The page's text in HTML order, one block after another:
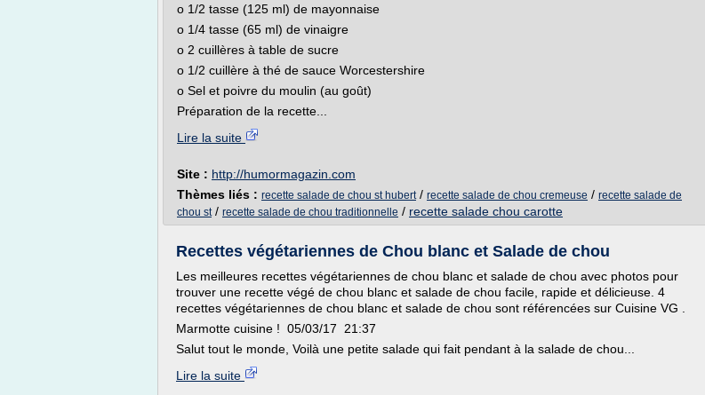
o 1/2 tasse (125 ml) de mayonnaise
o 1/4 tasse (65 ml) de vinaigre
o 2 cuillères à table de sucre
o 1/2 cuillère à thé de sauce Worcestershire
o Sel et poivre du moulin (au goût)
Préparation de la recette...
Lire la suite
Site : http://humormagazin.com
Thèmes liés : recette salade de chou st hubert/ recette salade de chou cremeuse / recette salade de
chou st/ recette salade de chou traditionnelle / recette salade chou carotte
Recettes végétariennes de Chou blanc et Salade de chou
Les meilleures recettes végétariennes de chou blanc et salade de chou avec photos pour
trouver une recette végé de chou blanc et salade de chou facile, rapide et délicieuse. 4
recettes végétariennes de chou blanc et salade de chou sont référencées sur Cuisine VG .
Marmotte cuisine ! 05/03/17 21:37
Salut tout le monde, Voilà une petite salade qui fait pendant à la salade de chou...
Lire la suite